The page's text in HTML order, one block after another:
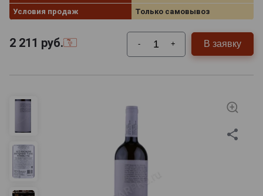
Условия продаж
Только самовывоз
2 211 руб. - + В заявку